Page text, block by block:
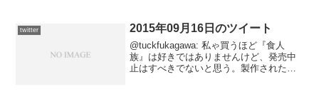
twitter 2015年09月16日のツイート
@tuckfukagawa: 私ゃ買うほど『食人
族』は好きではありませんけど、発売中
止はすべきでないと思う。製作された時